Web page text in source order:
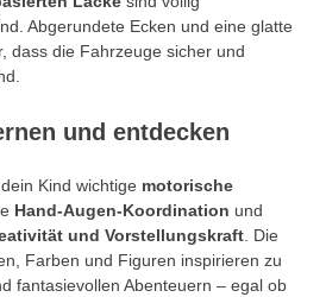
Abgerundete Ecken und eine glatte
dass die Fahrzeuge sicher und
und entdecken
Kind wichtige motorische
Hand-Augen-Koordination und
und Vorstellungskraft . Die
Farben und Figuren inspirieren zu
fantasievollen Abenteuern – egal ob